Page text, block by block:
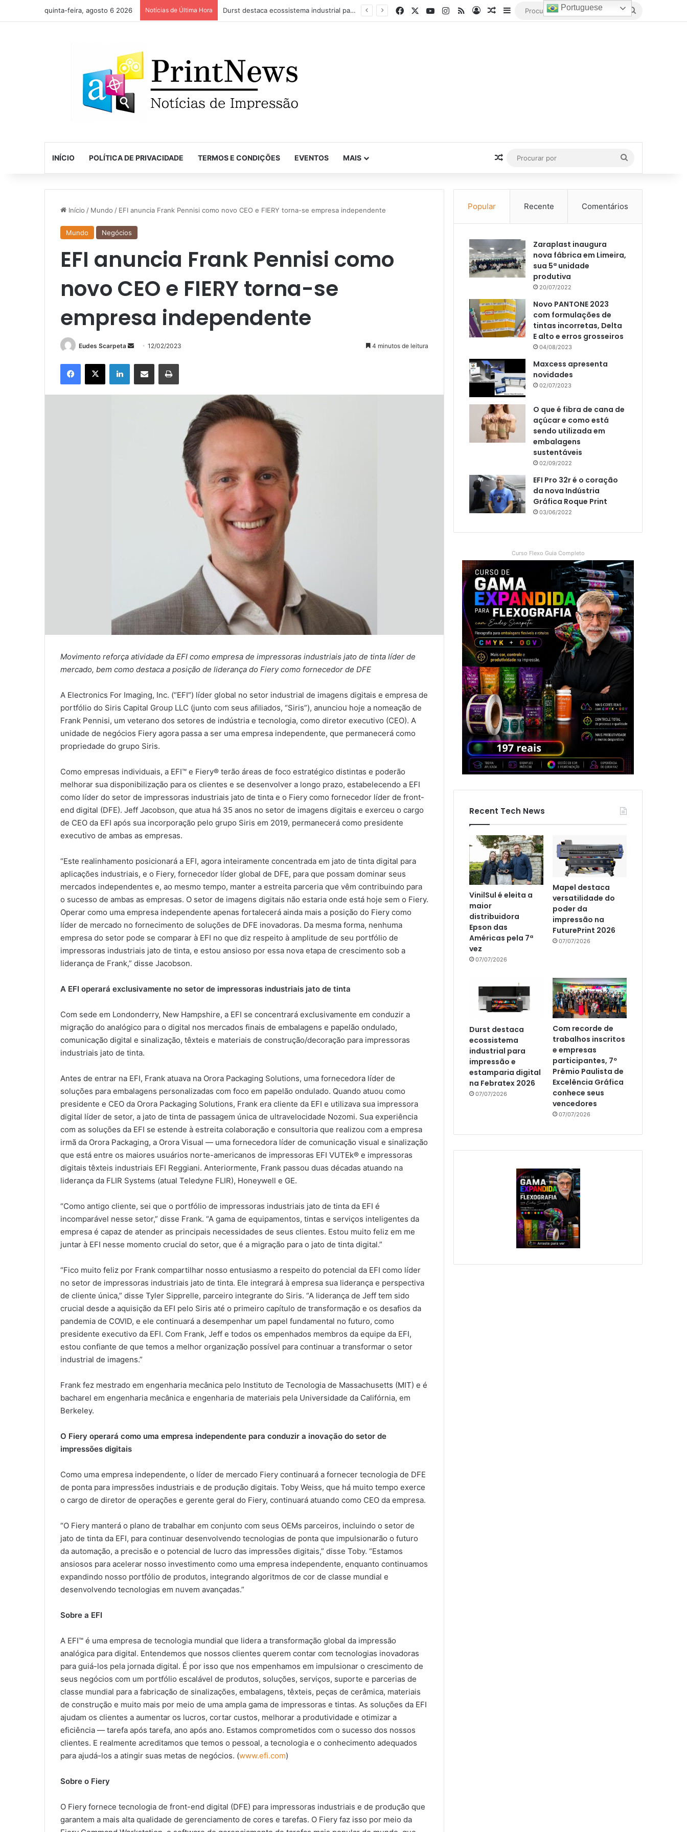
quinta-feira, agosto 6 2026 Notícias de Última Hora Com recorde de trabalhos inscritos e empresas participantes, 7º Prêmio Paulista de Excelência Gráfica conhece seus vencedores FacebookYouTubeInstagram
RSSEntrarArtigo aleatório
Barra Lateral
INÍCIO POLÍTICA DE PRIVACIDADE TERMOS E CONDIÇÕES EVENTOS MAIS Artigo aleatório
por
Início / Mundo / EFI anuncia Frank Pennisi como novo CEO e FIERY torna-se empresa independente
Mundo Negócios
EFI anuncia Frank Pennisi como
novo CEO e FIERY torna-se
empresa independente
Eudes Scarpeta
Mande
mail
12/02/2023 4 minutos de leitura
Facebook
X LinkedinCompartilhar via e-mail Imprimir
Movimento reforça atividade da EFI como empresa de impressoras industriais jato de tinta líder de
mercado, bem como destaca a posição de liderança do Fiery como fornecedor de DFE
A Electronics For Imaging, Inc. (“EFI”) líder global no setor industrial de imagens digitais e empresa de
portfólio do Siris Capital Group LLC (junto com seus afiliados, “Siris”), anunciou hoje a nomeação de
Frank Pennisi, um veterano dos setores de indústria e tecnologia, como diretor executivo (CEO). A
unidade de negócios Fiery agora passa a ser uma empresa independente, que permanecerá como
propriedade do grupo Siris.
Como empresas individuais, a EFI™ e Fiery® terão áreas de foco estratégico distintas e poderão
melhorar sua disponibilização para os clientes e se desenvolver a longo prazo, estabelecendo a EFI
como líder do setor de impressoras industriais jato de tinta e o Fiery como fornecedor líder de front-
end digital (DFE). Jeff Jacobson, que atua há 35 anos no setor de imagens digitais e exerceu o cargo
de CEO da EFI após sua incorporação pelo grupo Siris em 2019, permanecerá como presidente
executivo de ambas as empresas.
“Este realinhamento posicionará a EFI, agora inteiramente concentrada em jato de tinta digital para
aplicações industriais, e o Fiery, fornecedor líder global de DFE, para que possam dominar seus
mercados independentes e, ao mesmo tempo, manter a estreita parceria que vêm contribuindo para
o sucesso de ambas as empresas. O setor de imagens digitais não estaria onde está hoje sem o Fiery.
Operar como uma empresa independente apenas fortalecerá ainda mais a posição do Fiery como
líder de mercado no fornecimento de soluções de DFE inovadoras. Da mesma forma, nenhuma
empresa do setor pode se comparar à EFI no que diz respeito à amplitude de seu portfólio de
impressoras industriais jato de tinta, e estou ansioso por essa nova etapa de crescimento sob a
liderança de Frank,” disse Jacobson.
A EFI operará exclusivamente no setor de impressoras industriais jato de tinta
Com sede em Londonderry, New Hampshire, a EFI se concentrará exclusivamente em conduzir a
migração do analógico para o digital nos mercados finais de embalagens e papelão ondulado,
comunicação digital e sinalização, têxteis e materiais de construção/decoração para impressoras
industriais jato de tinta.
Antes de entrar na EFI, Frank atuava na Orora Packaging Solutions, uma fornecedora líder de
soluções para embalagens personalizadas com foco em papelão ondulado. Quando atuou como
presidente e CEO da Orora Packaging Solutions, Frank era cliente da EFI e utilizava sua impressora
digital líder de setor, a jato de tinta de passagem única de ultravelocidade Nozomi. Sua experiência
com as soluções da EFI se estende à estreita colaboração e consultoria que realizou com a empresa
irmã da Orora Packaging, a Orora Visual — uma fornecedora líder de comunicação visual e sinalização
que está entre os maiores usuários norte-americanos de impressoras EFI VUTEk® e impressoras
digitais têxteis industriais EFI Reggiani. Anteriormente, Frank passou duas décadas atuando na
liderança da FLIR Systems (atual Teledyne FLIR), Honeywell e GE.
“Como antigo cliente, sei que o portfólio de impressoras industriais jato de tinta da EFI é
incomparável nesse setor,” disse Frank. “A gama de equipamentos, tintas e serviços inteligentes da
empresa é capaz de atender as principais necessidades de seus clientes. Estou muito feliz em me
juntar à EFI nesse momento crucial do setor, que é a migração para o jato de tinta digital.”
“Fico muito feliz por Frank compartilhar nosso entusiasmo a respeito do potencial da EFI como líder
no setor de impressoras industriais jato de tinta. Ele integrará à empresa sua liderança e perspectiva
de cliente única,” disse Tyler Sipprelle, parceiro integrante do Siris. “A liderança de Jeff tem sido
crucial desde a aquisição da EFI pelo Siris até o primeiro capítulo de transformação e os desafios da
pandemia de COVID, e ele continuará a desempenhar um papel fundamental no futuro, como
presidente executivo da EFI. Com Frank, Jeff e todos os empenhados membros da equipe da EFI,
estou confiante de que temos a melhor organização possível para continuar a transformar o setor
industrial de imagens.”
Frank fez mestrado em engenharia mecânica pelo Instituto de Tecnologia de Massachusetts (MIT) e é
bacharel em engenharia mecânica e engenharia de materiais pela Universidade da Califórnia, em
Berkeley.
O Fiery operará como uma empresa independente para conduzir a inovação do setor de
impressões digitais
Como uma empresa independente, o líder de mercado Fiery continuará a fornecer tecnologia de DFE
de ponta para impressões industriais e de produção digitais. Toby Weiss, que há muito tempo exerce
o cargo de diretor de operações e gerente geral do Fiery, continuará atuando como CEO da empresa.
“O Fiery manterá o plano de trabalhar em conjunto com seus OEMs parceiros, incluindo o setor de
jato de tinta da EFI, para continuar desenvolvendo tecnologias de ponta que impulsionarão o futuro
da automação, a precisão e o potencial de lucro das impressões digitais,” disse Toby. “Estamos
ansiosos para acelerar nosso investimento como uma empresa independente, enquanto continuamos
expandindo nosso portfólio de produtos, integrando algoritmos de cor de classe mundial e
desenvolvendo tecnologias em nuvem avançadas.”
Sobre a EFI
A EFI™ é uma empresa de tecnologia mundial que lidera a transformação global da impressão
analógica para digital. Entendemos que nossos clientes querem contar com tecnologias inovadoras
para guiá-los pela jornada digital. É por isso que nos empenhamos em impulsionar o crescimento de
seus negócios com um portfólio escalável de produtos, soluções, serviços, suporte e parcerias de
classe mundial para a fabricação de sinalizações, embalagens, têxteis, peças de cerâmica, materiais
de construção e muito mais por meio de uma ampla gama de impressoras e tintas. As soluções da EFI
ajudam os clientes a aumentar os lucros, cortar custos, melhorar a produtividade e otimizar a
eficiência — tarefa após tarefa, ano após ano. Estamos comprometidos com o sucesso dos nossos
clientes. E realmente acreditamos que temos o pessoal, a tecnologia e o conhecimento adequados
para ajudá-los a atingir suas metas de negócios. (www.efi.com)
Sobre o Fiery
O Fiery fornece tecnologia de front-end digital (DFE) para impressoras industriais e de produção que
garantem a mais alta qualidade de gerenciamento de cores e tarefas. O Fiery faz isso por meio da
Flexo & Labels Expo 2026 é palco do
I Fórum de Integração para o
mercado de embalagens
Popular Recente Comentários
Zaraplast inaugura
nova fábrica em Limeira,
sua 5ª unidade
produtiva
20/07/2022
Novo PANTONE 2023
com formulações de
tintas incorretas, Delta
E alto e erros grosseiros
04/08/2023
Maxcess apresenta
novidades
02/07/2023
O que é fibra de cana de
açúcar e como está
sendo utilizada em
embalagens
sustentáveis
02/09/2022
EFI Pro 32r é o coração
da nova Indústria
Gráfica Roque Print
03/06/2022
Curso Flexo Guia Completo
Recent Tech News
VinilSul é eleita a
maior
distribuidora
Epson das
Américas pela 7ª
vez
07/07/2026
Mapel destaca
versatilidade do
poder da
impressão na
FuturePrint 2026
07/07/2026
Durst destaca
ecossistema
industrial para
impressão e
estamparia digital
na Febratex 2026
07/07/2026
Com recorde de
trabalhos inscritos
e empresas
participantes, 7º
Prêmio Paulista de
Excelência Gráfica
conhece seus
vencedores
07/07/2026
Portuguese